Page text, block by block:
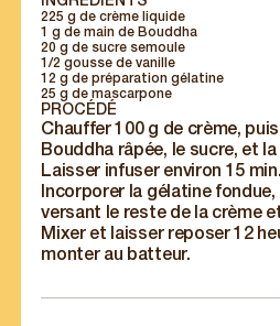
225 g de crème liquide
1 g de main de Bouddha
20 g de sucre semoule
1/2 gousse de vanille
12 g de préparation gélatine
25 g de mascarpone
PROCÉDÉ
Chauffer 100 g de crème,
Bouddha râpée, le sucre, et
Laisser infuser environ 15 min.
Incorporer la gélatine
versant le reste de la crème
Mixer et laisser reposer 12
monter au batteur.